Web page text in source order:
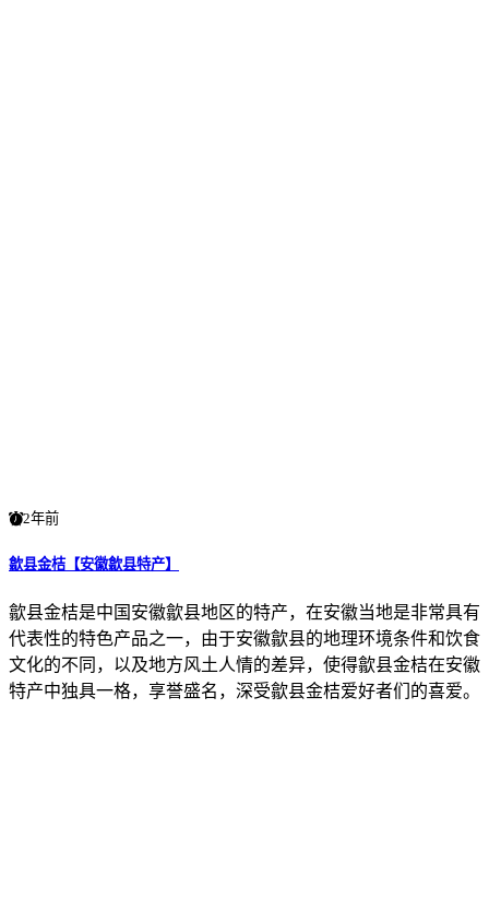
2年前
歙县金桔【安徽歙县特产】
歙县金桔是中国安徽歙县地区的特产，在安徽当地是非常具有
代表性的特色产品之一，由于安徽歙县的地理环境条件和饮食
文化的不同，以及地方风土人情的差异，使得歙县金桔在安徽
特产中独具一格，享誉盛名，深受歙县金桔爱好者们的喜爱。